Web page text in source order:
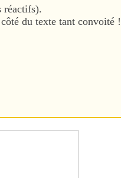
réactifs).
du texte tant convoité !